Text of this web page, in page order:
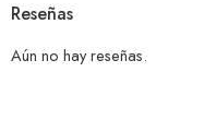
Reseñas
Aún no hay reseñas.